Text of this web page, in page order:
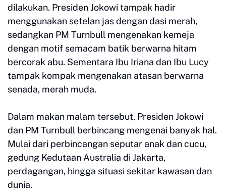
dilakukan. Presiden Jokowi tampak hadir
menggunakan setelan jas dengan dasi merah,
sedangkan PM Turnbull mengenakan kemeja
dengan motif semacam batik berwarna hitam
bercorak abu. Sementara Ibu Iriana dan Ibu Lucy
tampak kompak mengenakan atasan berwarna
senada, merah muda.
Dalam makan malam tersebut, Presiden Jokowi
dan PM Turnbull berbincang mengenai banyak hal.
Mulai dari perbincangan seputar anak dan cucu,
gedung Kedutaan Australia di Jakarta,
perdagangan, hingga situasi sekitar kawasan dan
dunia.